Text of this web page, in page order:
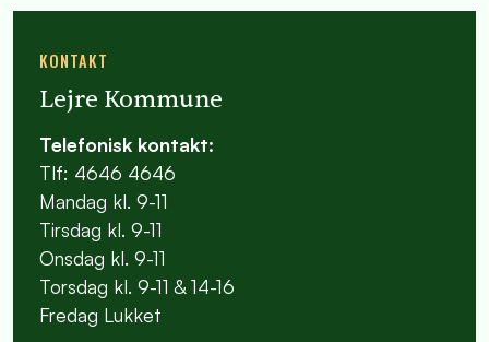
KONTAKT
Lejre Kommune
Telefonisk kontakt:
Tlf: 4646 4646
Mandag kl. 9-11
Tirsdag kl. 9-11
Onsdag kl. 9-11
Torsdag kl. 9-11 & 14-16
Fredag Lukket